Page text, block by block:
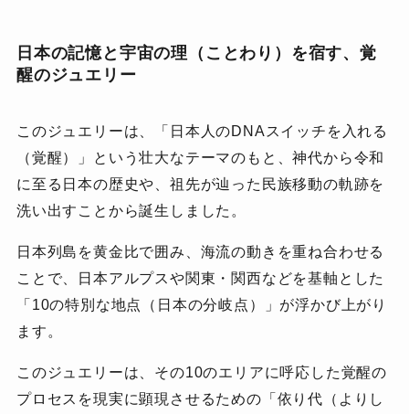
日本の記憶と宇宙の理（ことわり）を宿す、覚
醒のジュエリー
このジュエリーは、「日本人のDNAスイッチを入れる
（覚醒）」という壮大なテーマのもと、神代から令和
に至る日本の歴史や、祖先が辿った民族移動の軌跡を
洗い出すことから誕生しました。
日本列島を黄金比で囲み、海流の動きを重ね合わせる
ことで、
日本アルプスや関東・関西などを基軸とした
「10の特別な地点（日本の分岐点）」が浮かび上がり
ます。
このジュエリーは、その10のエリアに呼応した覚醒の
プロセスを現実に顕現させるための「依り代（よりし